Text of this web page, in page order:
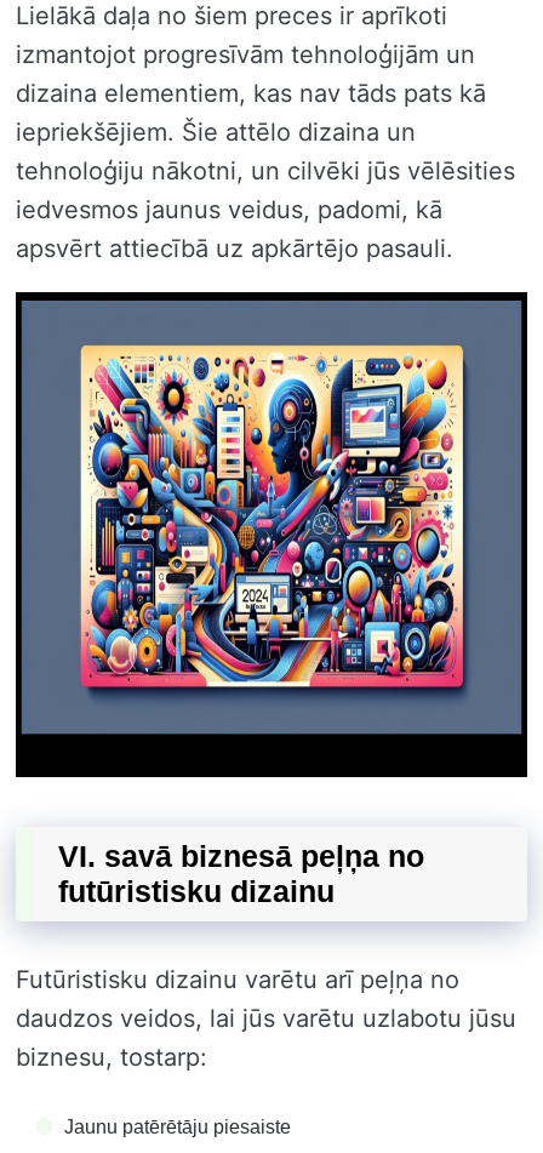
Lielākā daļa no šiem preces ir aprīkoti
izmantojot progresīvām tehnoloģijām un
dizaina elementiem, kas nav tāds pats kā
iepriekšējiem. Šie attēlo dizaina un
tehnoloģiju nākotni, un cilvēki jūs vēlēsities
iedvesmos jaunus veidus, padomi, kā
apsvērt attiecībā uz apkārtējo pasauli.
VI. savā biznesā peļņa no
futūristisku dizainu
Futūristisku dizainu varētu arī peļņa no
daudzos veidos, lai jūs varētu uzlabotu jūsu
biznesu, tostarp:
Jaunu patērētāju piesaiste